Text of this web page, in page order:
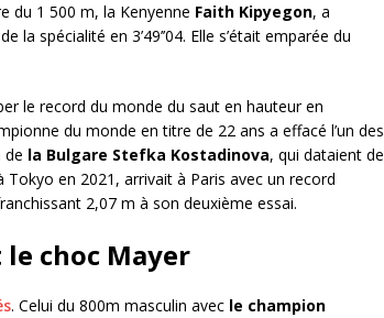
du 1 500 m, la Kenyenne Faith Kipyegon, a
spécialité en 3’49’’04. Elle s’était emparée du
le record du monde du saut en hauteur en
du monde en titre de 22 ans a effacé l’un des
de la Bulgare Stefka Kostadinova, qui dataient de
en 2021, arrivait à Paris avec un record
2,07 m à son deuxième essai.
choc Mayer
. Celui du 800m masculin avec le champion